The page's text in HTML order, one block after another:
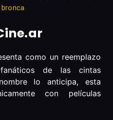
como un reemplazo
de las cintas
lo anticipa, esta
con películas